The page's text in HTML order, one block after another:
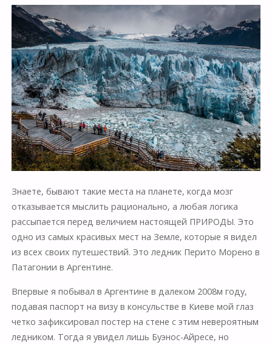
Знаете, бывают такие места на планете, когда мозг
отказывается мыслить рационально, а любая логика
рассыпается перед величием настоящей ПРИРОДЫ. Это
одно из самых красивых мест на Земле, которые я видел
из всех своих путешествий. Это ледник Перито Морено в
Патагонии в Аргентине.
Впервые я побывал в Аргентине в далеком 2008м году,
подавая паспорт на визу в консульстве в Киеве мой глаз
четко зафиксировал постер на стене с этим невероятным
ледником. Тогда я увидел лишь Буэнос-Айресе, но